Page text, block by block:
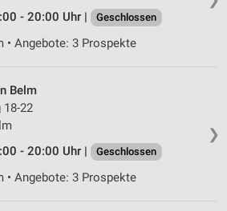
- 20:00 Uhr | Geschlossen
• Angebote: 3 Prospekte
❯
Belm
22
- 20:00 Uhr |
Geschlossen
• Angebote: 3 Prospekte